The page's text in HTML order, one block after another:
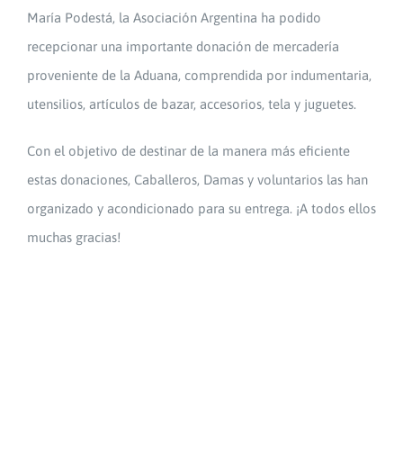
María Podestá, la Asociación Argentina ha podido
recepcionar una importante donación de mercadería
proveniente de la Aduana, comprendida por indumentaria,
utensilios, artículos de bazar, accesorios, tela y juguetes.
Con el objetivo de destinar de la manera más eficiente
estas donaciones, Caballeros, Damas y voluntarios las han
organizado y acondicionado para su entrega. ¡A todos ellos
muchas gracias!